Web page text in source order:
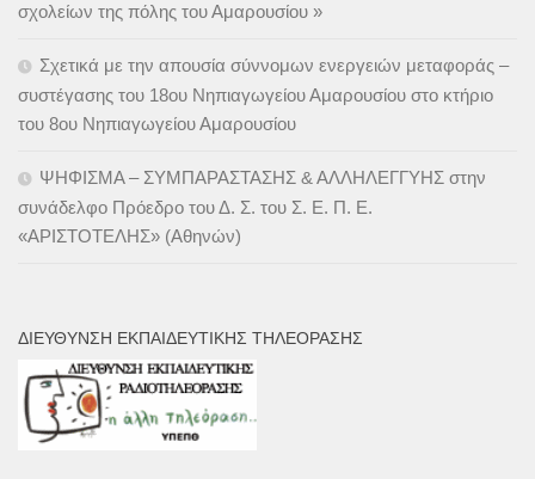
σχολείων της πόλης του Αμαρουσίου »
Σχετικά με την απουσία σύννομων ενεργειών μεταφοράς –
συστέγασης του 18ου Νηπιαγωγείου Αμαρουσίου στο κτήριο
του 8ου Νηπιαγωγείου Αμαρουσίου
ΨΗΦΙΣΜΑ – ΣΥΜΠΑΡΑΣΤΑΣΗΣ & ΑΛΛΗΛΕΓΓΥΗΣ στην
συνάδελφο Πρόεδρο του Δ. Σ. του Σ. Ε. Π. Ε.
«ΑΡΙΣΤΟΤΕΛΗΣ» (Αθηνών)
ΔΙΕΎΘΥΝΣΗ ΕΚΠΑΙΔΕΥΤΙΚΉΣ ΤΗΛΕΌΡΑΣΗΣ